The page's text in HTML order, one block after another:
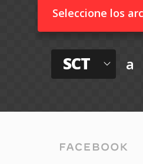
Seleccione los
SCT a